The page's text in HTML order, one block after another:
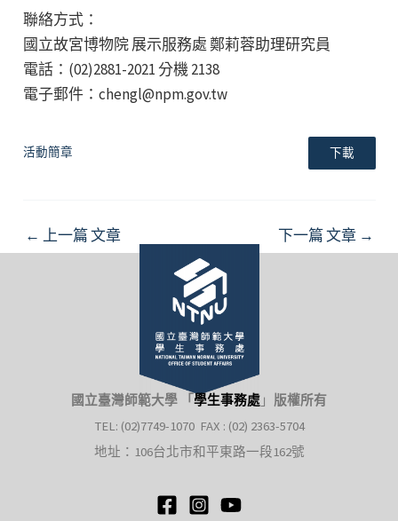
聯絡方式：
國立故宮博物院 展示服務處 鄭莉蓉助理研究員
電話：(02)2881-2021 分機 2138
電子郵件：chengl@npm.gov.tw
活動簡章 下載
Post
navigation
← 上一篇 文章 下一篇 文章 →
國立臺灣師範大學 「 學生事務處 」 版權所有
TEL: (02)7749-1070 FAX : (02) 2363-5704
地址：106台北市和平東路一段162號